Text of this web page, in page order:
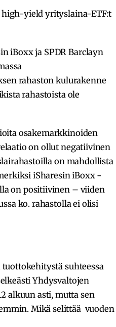
yield yrityslaina-ETF:t
iBoxx ja SPDR Barclayn
rahaston kulurakenne
rahastoista ole
osakemarkkinoiden
on ollut negatiivinen
on mahdollista
iSharesin iBoxx -
on positiivinen – viiden
ko. rahastolla ei olisi
suhteessa
Yhdysvaltojen
alkuun asti, mutta sen
Mikä selittää vuoden